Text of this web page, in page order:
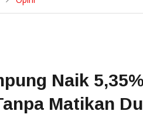
Naik
Matikan